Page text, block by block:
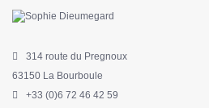
314 route du Pregnoux
63150 La Bourboule
+33 (0)6 72 46 42 59